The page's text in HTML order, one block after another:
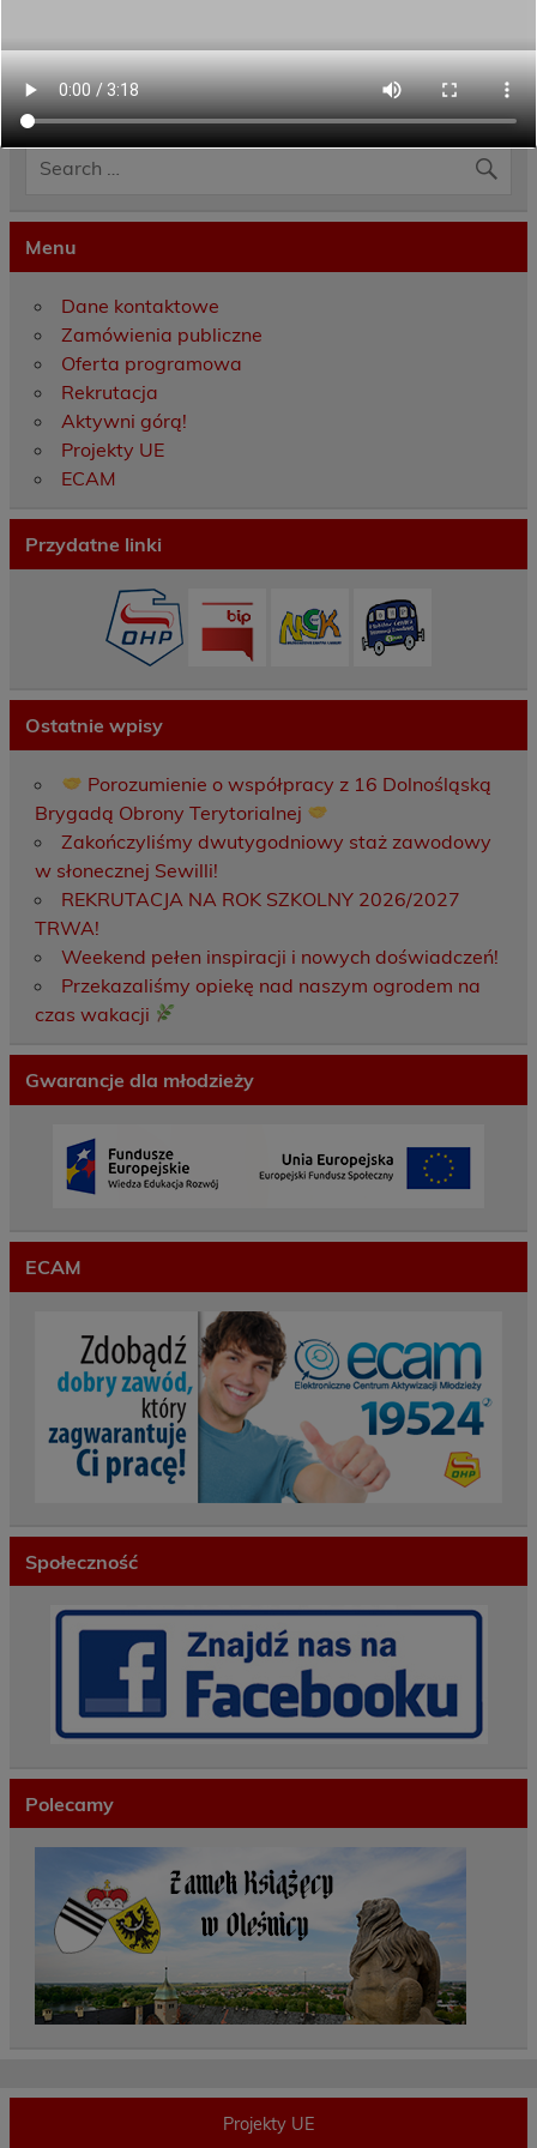
Category:Europejski Korpus Solidarności
Menu
Dane kontaktowe
Zamówienia publiczne
Oferta programowa
Rekrutacja
Aktywni górą!
Projekty UE
ECAM
Przydatne linki
Ostatnie wpisy
Porozumienie o współpracy z 16 Dolnośląską
Brygadą Obrony Terytorialnej
Zakończyliśmy dwutygodniowy staż zawodowy
w słonecznej Sewilli!
REKRUTACJA NA ROK SZKOLNY 2026/2027
TRWA!
Weekend pełen inspiracji i nowych doświadczeń!
Przekazaliśmy opiekę nad naszym ogrodem na
czas wakacji
Gwarancje dla młodzieży
ECAM
Społeczność
Polecamy
Projekty UE